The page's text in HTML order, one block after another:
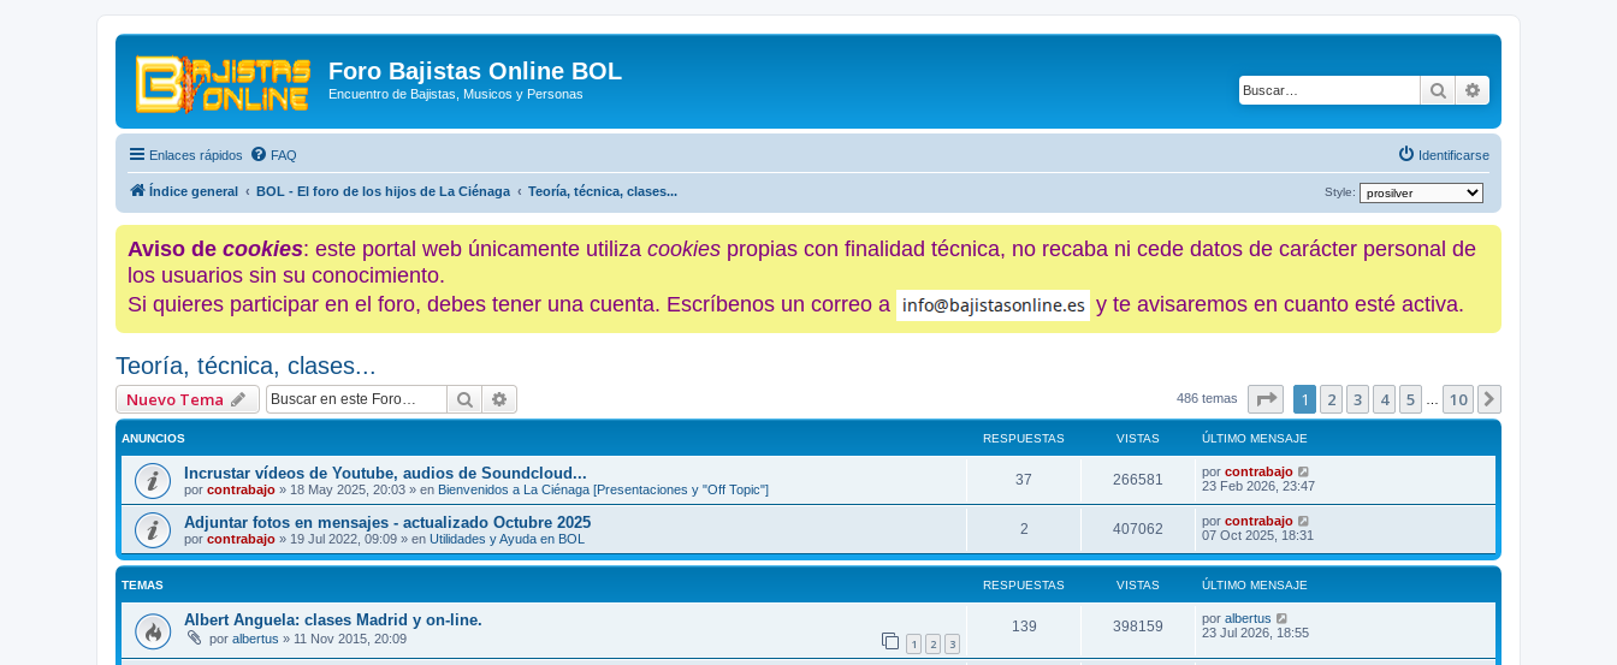
Foro Bajistas Online BOL
Encuentro de Bajistas, Musicos y Personas Buscar
Enlaces rápidos FAQ Identificarse
Índice general BOL - El foro de los hijos de La Ciénaga Teoría, técnica, clases... Style:
Aviso de cookies: este portal web únicamente utiliza cookies propias con finalidad técnica, no recaba ni cede datos de carácter personal de
los usuarios sin su conocimiento.
Si quieres participar en el foro, debes tener una cuenta. Escríbenos un correo a
y te avisaremos en cuanto esté activa.
Teoría, técnica, clases...
Nuevo Tema Buscar 486 temas Página de 10
1 2 3 4 5 10
ANUNCIOS RESPUESTAS VISTAS ÚLTIMO MENSAJE
Incrustar vídeos de Youtube, audios de Soundcloud...
por contrabajo » 18 May 2025, 20:03 » en Bienvenidos a La Ciénaga [Presentaciones y "Off Topic"]
37 266581 por contrabajo
23 Feb 2026, 23:47
Adjuntar fotos en mensajes - actualizado Octubre 2025
por contrabajo » 19 Jul 2022, 09:09 » en Utilidades y Ayuda en BOL
2 407062 por contrabajo
07 Oct 2025, 18:31
TEMAS RESPUESTAS VISTAS ÚLTIMO MENSAJE
Albert Anguela: clases Madrid y on-line.
por albertus » 11 Nov 2015, 20:09 1 2 3
139 398159 por albertus
23 Jul 2026, 18:55